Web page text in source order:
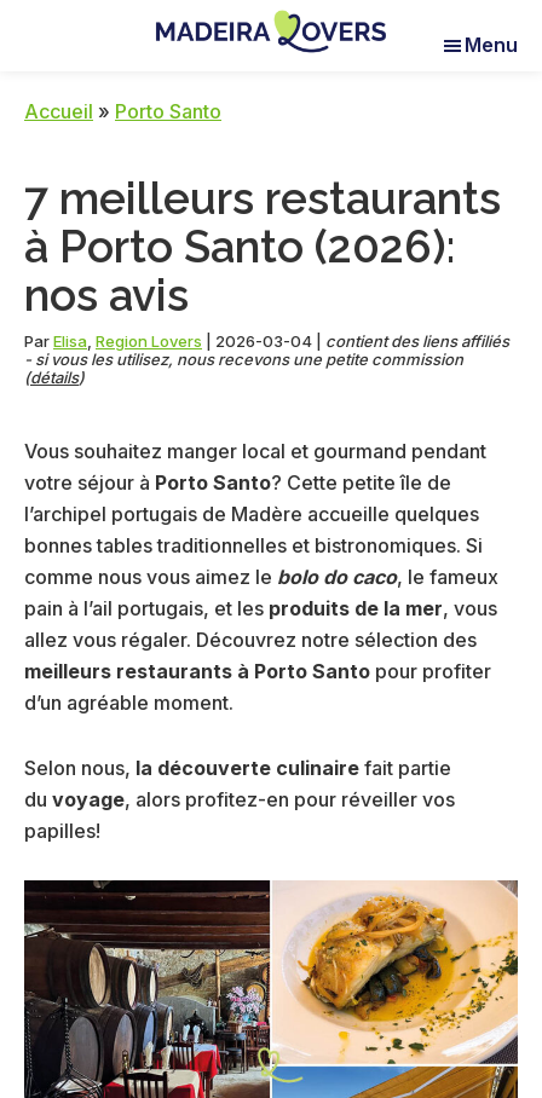
content
sidebar
réveiller
Madère
Menu
Accueil » Porto Santo
7 meilleurs restaurants
à Porto Santo (2026):
nos avis
ParElisa Region Lovers 2026-03-04
contient des liens affiliés
- si vous les utilisez, nous recevons une petite commission
(détails)
Vous souhaitez manger local et gourmand pendant
votre séjour à Porto Santo? Cette petite île de
l’archipel portugais de Madère accueille quelques
bonnes tables traditionnelles et bistronomiques. Si
comme nous vous aimez le bolo do caco, le fameux
pain à l’ail portugais, et les produits de la mer, vous
allez vous régaler. Découvrez notre sélection des
meilleurs restaurants à Porto Santo pour profiter
d’un agréable moment.
Selon nous, la découverte culinaire fait partie
du voyage, alors profitez-en pour réveiller vos
papilles!